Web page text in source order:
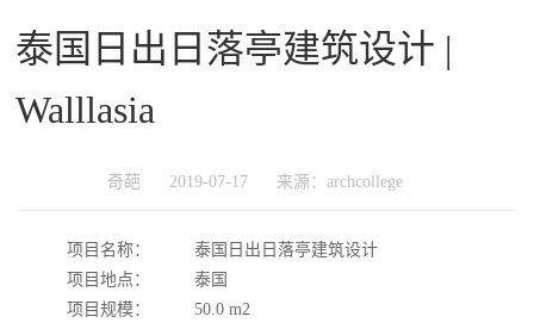
泰国日出日落亭建筑设计 |
Walllasia
奇葩 2019-07-17 来源：archcollege
项目名称：
泰国日出日落亭建筑设计
项目地点：
泰国
项目规模：
50.0 m2